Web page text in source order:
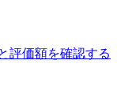
評価額を確認する